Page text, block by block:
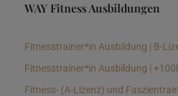
WAY Fitness Ausbildungen
Fitnesstrainer*in Ausbildung | B-
Fitnesstrainer*in Ausbildung |
Fitness- (A-Lizenz) und